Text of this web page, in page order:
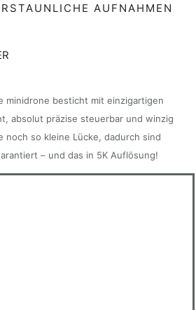
AUFNAHMEN
minidrone besticht mit einzigartigen
absolut präzise steuerbar und winzig
noch so kleine Lücke, dadurch sind
– und das in 5K Auflösung!